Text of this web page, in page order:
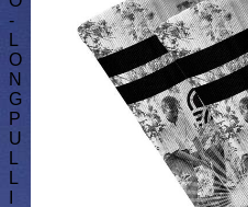
-
L
O
N
G
P
U
L
L